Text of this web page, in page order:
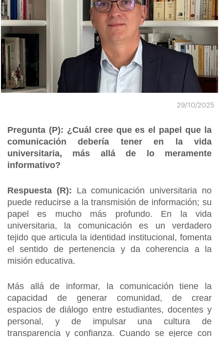
29/10/2025
Pregunta (P): ¿Cuál cree que es el papel que la
comunicación debería tener en la vida
universitaria, más allá de lo meramente
informativo?
Respuesta (R): La comunicación universitaria no
puede reducirse a la transmisión de información; su
papel es mucho más profundo. En la vida
universitaria, la comunicación es un verdadero
tejido que articula la identidad institucional, fomenta
el sentido de pertenencia y da coherencia a la
misión educativa.
Más allá de informar, la comunicación tiene la
capacidad de generar comunidad, de crear
espacios de diálogo entre estudiantes, docentes y
personal, y de impulsar una cultura de
transparencia y confianza. Cuando se ejerce con